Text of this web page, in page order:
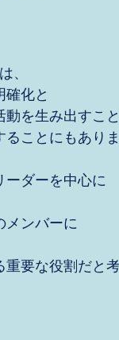
、
確化と
を生み出すこと
ことにもありま
ーダーを中心に
メンバーに
要な役割だと考